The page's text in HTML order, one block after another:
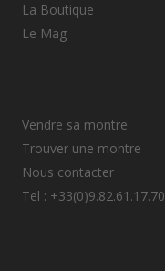
La Boutique
Le Mag
Vendre sa montre
Trouver une montre
Nous contacter
Tel : +33(0)9.82.61.17.70